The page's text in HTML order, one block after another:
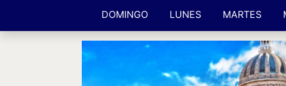
DOMINGO LUNES MARTES